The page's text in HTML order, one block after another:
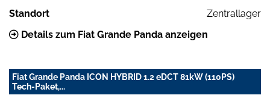
Standort
Zentrallager
Details zum Fiat Grande Panda anzeigen
Fiat Grande Panda ICON HYBRID 1.2 eDCT 81kW (110PS)
Tech-Paket,...